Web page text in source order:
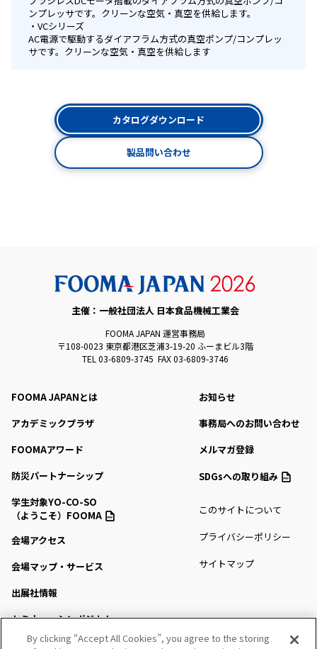
ンプレッサです。クリーンな空気・真空を供給します。
VCシリーズ
AC電源で駆動するダイアフラム方式の真空ポンプ/コンプレッ
サです。クリーンな空気・真空を供給します
カタログダウンロード
製品問い合わせ
主催：一般社団法人 日本食品機械工業会
FOOMA JAPAN 運営事務局
〒108-0023 東京都港区芝浦3-19-20 ふーまビル3階
TEL 03-6809-3745 FAX 03-6809-3746
FOOMA JAPANとは
アカデミックプラザ
FOOMAアワード
防災パートナーシップ
学生対象YO-CO-SO
（ようこそ）FOOMA
会場アクセス
会場マップ・サービス
出展社情報
セミナー・シンポジウム
プレスルーム
お知らせ
事務局へのお問い合わせ
メルマガ登録
SDGsへの取り組み
このサイトについて
プライバシーポリシー
サイトマップ
By clicking “Accept All Cookies”, you agree to the storing